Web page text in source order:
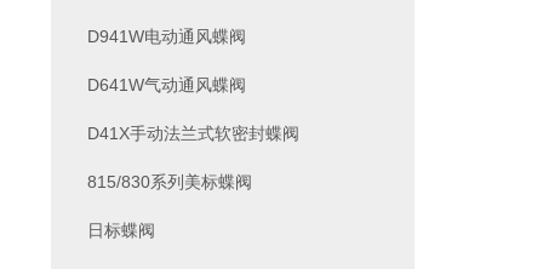
D941W电动通风蝶阀
D641W气动通风蝶阀
D41X手动法兰式软密封蝶阀
815/830系列美标蝶阀
日标蝶阀